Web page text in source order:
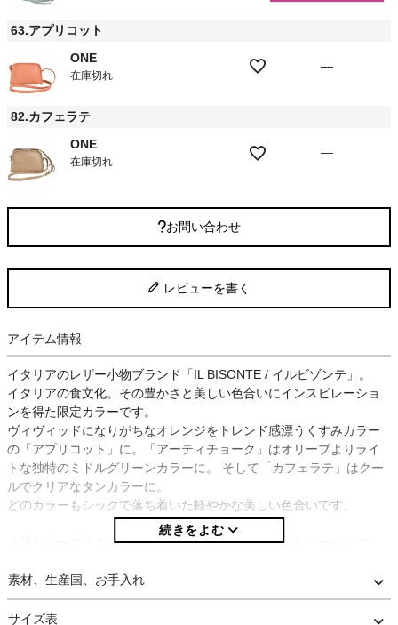
63.アプリコット
ONE
在庫切れ
—
82.カフェラテ
ONE
在庫切れ
—
お問い合わせ
レビューを書く
アイテム情報
イタリアのレザー小物ブランド「IL BISONTE / イルビゾンテ」。
イタリアの食文化。その豊かさと美しい色合いにインスピレーショ
ンを得た限定カラーです。
ヴィヴィッドになりがちなオレンジをトレンド感漂うくすみカラー
の「アプリコット」に。「アーティチョーク」はオリーブよりライ
トな独特のミドルグリーンカラーに。 そして「カフェラテ」はクー
ルでクリアなタンカラーに。
どのカラーもシックで落ち着いた軽やかな美しい色合いです。
上質なカーフスキンで仕立てられた、台形型のショルダーバッグ。
ショルダーは調節が可能。フロントにはブランドロゴが型押しされ
ています。
使い込むほどにレザーの色合いや風合いが感じられるイルビゾン
素材、生産国、お手入れ
サイズ表